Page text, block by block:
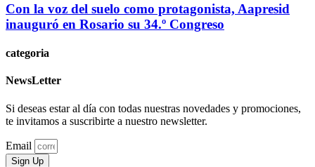
Con la voz del suelo como protagonista, Aapresid
inauguró en Rosario su 34.º Congreso
categoria
NewsLetter
Si deseas estar al día con todas nuestras novedades y promociones,
te invitamos a suscribirte a nuestro newsletter.
Email
Sign Up